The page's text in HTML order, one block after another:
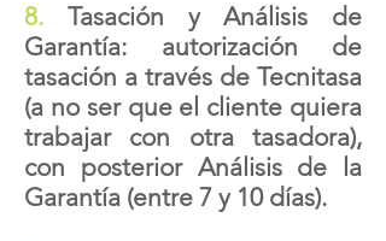
8. Tasación y Análisis de
Garantía: autorización de
tasación a través de Tecnitasa
(a no ser que el cliente quiera
trabajar con otra tasadora),
con posterior Análisis de la
Garantía (entre 7 y 10 días).